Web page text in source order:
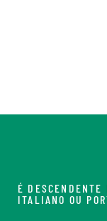
É DESCENDENTE
ITALIANO OU